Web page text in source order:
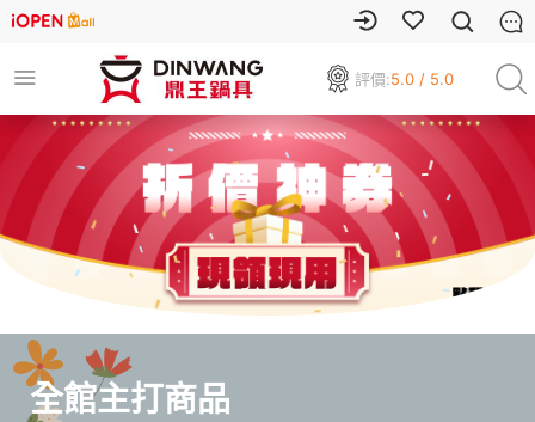
評價:5.0 / 5.0
全館主打商品